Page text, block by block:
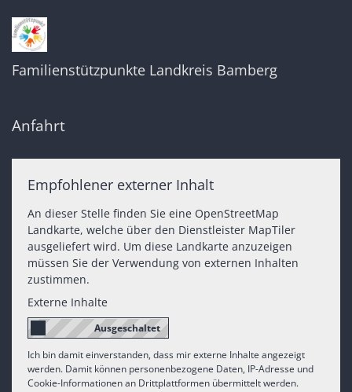
Familienstützpunkte Landkreis Bamberg
Anfahrt
Empfohlener externer Inhalt
An dieser Stelle finden Sie eine OpenStreetMap
Landkarte, welche über den Dienstleister MapTiler
ausgeliefert wird. Um diese Landkarte anzuzeigen
müssen Sie der Verwendung von externen Inhalten
zustimmen.
Externe Inhalte
Ich bin damit einverstanden, dass mir externe Inhalte angezeigt
werden. Damit können personenbezogene Daten, IP-Adresse und
Cookie-Informationen an Drittplattformen übermittelt werden.